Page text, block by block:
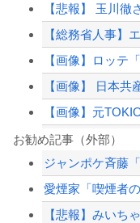
【画像】 日本
東大「貯金あ
お勧め記事（外部）